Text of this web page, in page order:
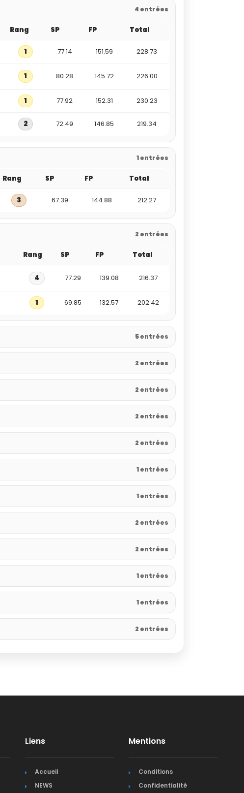
4 entrées
Rang SP FP Total
1 77.14 151.59 228.73
1 80.28 145.72 226.00
1 77.92 152.31 230.23
2 72.49 146.85 219.34
1 entrées
Rang SP FP Total
3 67.39 144.88 212.27
2 entrées
Rang SP FP Total
4 77.29 139.08 216.37
1 69.85 132.57 202.42
5 entrées
2 entrées
2 entrées
2 entrées
2 entrées
1 entrées
1 entrées
2 entrées
2 entrées
1 entrées
1 entrées
2 entrées
Liens
Accueil
NEWS
Mentions
Conditions
Confidentialité